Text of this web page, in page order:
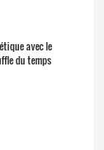
avec le
du temps